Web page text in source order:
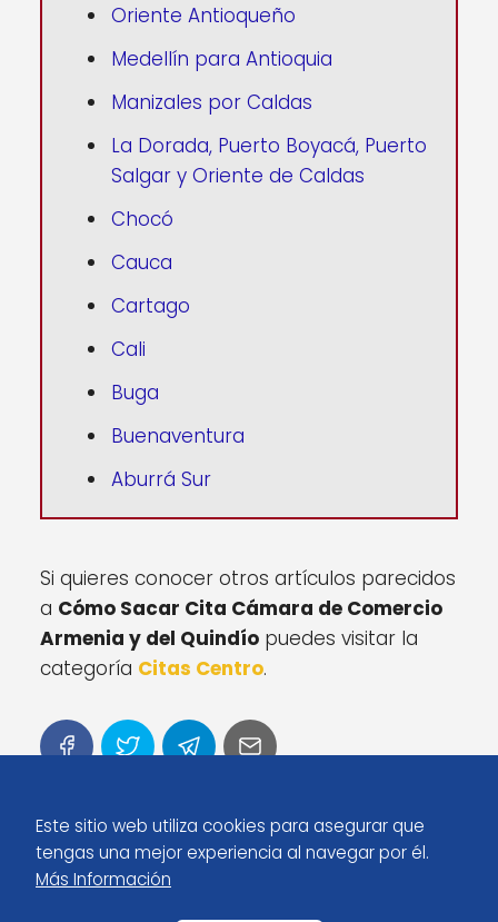
Oriente Antioqueño
Medellín para Antioquia
Manizales por Caldas
La Dorada, Puerto Boyacá, Puerto
Salgar y Oriente de Caldas
Chocó
Cauca
Cartago
Cali
Buga
Buenaventura
Aburrá Sur
Si quieres conocer otros artículos parecidos
a Cómo Sacar Cita Cámara de Comercio
Armenia y del Quindío puedes visitar la
categoría Citas Centro.
Inicio
Cómo Sacar Cita Cámara de Comercio Armenia y del
Este sitio web utiliza cookies para asegurar que
tengas una mejor experiencia al navegar por él.
Más Información